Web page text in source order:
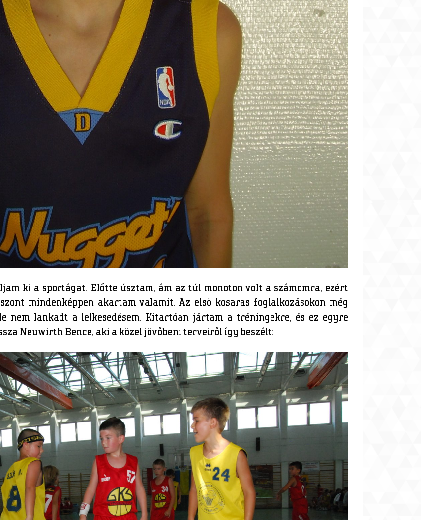
ki a sportágat. Előtte úsztam, ám az túl monoton volt a számomra, ezért
mindenképpen akartam valamit. Az első kosaras foglalkozásokon még
nem lankadt a lelkesedésem. Kitartóan jártam a tréningekre, és ez egyre
Neuwirth Bence, aki a közel jövőbeni terveiről így beszélt: